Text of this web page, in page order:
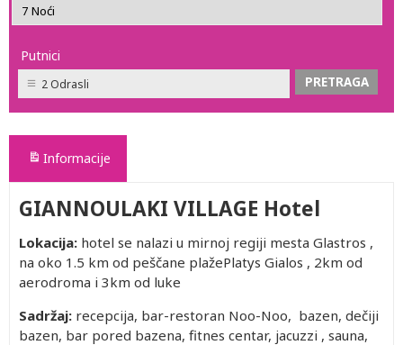
Putnici
2 Odrasli
Informacije
GIANNOULAKI VILLAGE Hotel
Lokacija: hotel se nalazi u mirnoj regiji mesta Glastros ,
na oko 1.5 km od peščane plažePlatys Gialos , 2km od
aerodroma i 3km od luke
Sadržaj: recepcija, bar-restoran Noo-Noo, bazen, dečiji
bazen, bar pored bazena, fitnes centar, jacuzzi , sauna,